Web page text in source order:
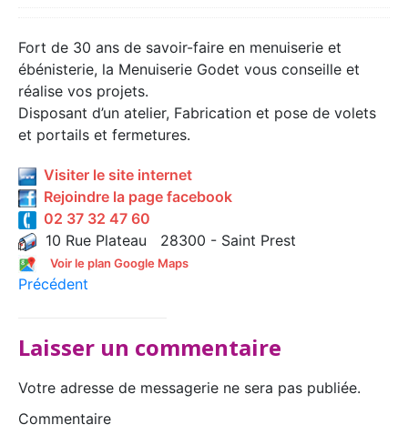
Fort de 30 ans de savoir-faire en menuiserie et
ébénisterie, la Menuiserie Godet vous conseille et
réalise vos projets.
Disposant d’un atelier, Fabrication et pose de volets
et portails et fermetures.
Visiter le site internet
Rejoindre la page facebook
02 37 32 47 60
10 Rue Plateau 28300 - Saint Prest
Voir le plan Google Maps
Précédent
Laisser un commentaire
Votre adresse de messagerie ne sera pas publiée.
Commentaire